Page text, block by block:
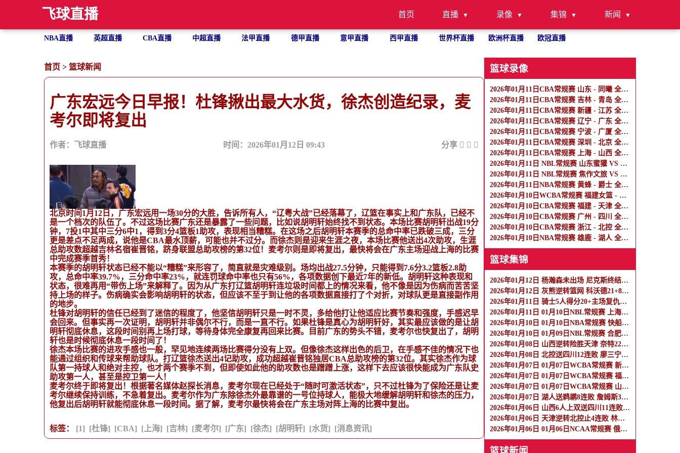
飞球直播 首页 直播 录像 集锦 新闻
NBA直播 英超直播 CBA直播 中超直播 法甲直播 德甲直播 意甲直播 西甲直播 世界杯直播 欧洲杯直播 欧冠直播
首页 > 篮球新闻
广东宏远今日早报！杜锋揪出最大水货，徐杰创造纪录，麦
考尔即将复出
作者：飞球直播 时间：2026年01月12日 09:43 分享
北京时间1月12日，广东宏远用一场30分的大胜，告诉所有人，“辽粤大战”已经落幕了，辽篮在事实上和广东队，已经不
是一个档次的队伍了。不过这场比赛广东还是暴露了一些问题，比如说胡明轩始终找不到状态。本场比赛胡明轩出战19分
钟，7投1中其中三分6中1，得到3分4篮板1助攻，表现相当糟糕。在这场之后胡明轩本赛季的总命中率已跌破三成，三分
更是差点不足两成，说他是CBA最水顶薪，可能也并不过分。而徐杰则是迎来生涯之夜，本场比赛他送出4次助攻，生涯
总助攻数超越吉林名宿崔晋铭，跻身联盟总助攻榜的第32位！麦考尔则是即将复出，最快将会在广东主场迎战上海的比赛
中完成赛季首秀！
本赛季的胡明轩状态已经不能以“糟糕”来形容了，简直就是灾难级别。场均出战27.5分钟，只能得到7.6分3.2篮板2.8助
攻，总命中率39.7%，三分命中率23%，就连罚球命中率也只有56%，各项数据创下最近7年的新低。胡明轩这种表现和
状态，很难再用“带伤上场”来解释了。因为从广东打辽篮胡明轩连垃圾时间都上的情况来看，他不像是因为伤病而苦苦坚
持上场的样子。伤病确实会影响胡明轩的状态，但应该不至于到让他的各项数据直接打了个对折，对球队更是直接副作用
的地步。
杜锋对胡明轩的信任已经到了迷信的程度了，他坚信胡明轩只是一时不灵，多给他打让他适应比赛节奏和强度，手感迟早
会回来。但事实再一次证明，胡明轩并非偶尔不行，而是一直不行。如果杜锋是真心为胡明轩好，其实最应该做的是让胡
明轩彻底休息，这段时间别再上场打球，等待身体完全康复再回来比赛。目前广东的势头不错，麦考尔也快复出了，胡明
轩也是时候彻底休息一段时间了！
徐杰本场比赛的进攻手感也一般，罕见地连续两场比赛得分没有上双。但像徐杰这样出色的后卫，在手感不佳的情况下也
能通过组织和传球来帮助球队。打辽篮徐杰送出4记助攻，成功超越崔晋铭独居CBA总助攻榜的第32位。其实徐杰作为球
队第一持球人和绝对主控，也才两个赛季不到，但即使如此他的助攻数也是蹭蹭上涨，这样下去应该很快能成为广东队史
助攻第一人，甚至是控卫第一人！
麦考尔终于即将复出！根据著名媒体赵探长消息，麦考尔现在已经处于“随时可激活状态”，只不过杜锋为了保险还是让麦
考尔继续保持训练，不急着复出。麦考尔作为广东除徐杰外最靠谱的一号位持球人，能极大地缓解胡明轩和徐杰的压力，
他复出后胡明轩就能彻底休息一段时间。据了解，麦考尔最快将会在广东主场对阵上海的比赛中复出。
标签： [1] [杜锋] [CBA] [上海] [吉林] [麦考尔] [广东] [徐杰] [胡明轩] [水货] [消息资讯]
篮球录像
2026年01月11日CBA常规赛 山东 - 同曦 全场录像
2026年01月11日CBA常规赛 吉林 - 青岛 全场录像
2026年01月11日CBA常规赛 新疆 - 江苏 全场录像
2026年01月11日CBA常规赛 辽宁 - 广东 全场录像
2026年01月11日CBA常规赛 宁波 - 广厦 全场录像
2026年01月11日CBA常规赛 深圳 - 北京 全场录像
2026年01月11日CBA常规赛 上海 - 山西 全场录像
2026年01月11日 NBL常规赛 山东蜜獾 VS 香港金牛 全场录像
2026年01月11日 NBL常规赛 焦作文旅 VS 杭州经纬 全场录像
2026年01月11日NBA常规赛 黄蜂 - 爵士 全场录像
2026年01月10日WCBA常规赛 福建女篮 - 厦门女篮 全场录像
2026年01月10日CBA常规赛 福建 - 天津 全场录像
2026年01月10日CBA常规赛 广州 - 四川 全场录像
2026年01月10日CBA常规赛 浙江 - 北控 全场录像
2026年01月10日NBA常规赛 雄鹿 - 湖人 全场录像
篮球集锦
2026年01月12日 杨瀚森未出场 尼克斯终结开拓者5连胜 阿夫迪亚最后时刻伤退
2026年01月12日 灰熊逆转篮网 科沃德21+8 兰代尔16+9 克洛尼17中4
2026年01月11日 骑士5人得分20+主场复仇森林狼 米切尔28+8 爱德华兹25+5
2026年01月11日 01月10日NBL常规赛 上海玄鸟 107 - 88 贵州猛龙 全场集锦
2026年01月10日 01月10日NBA常规赛 快船 - 篮网 精彩镜头
2026年01月10日 01月09日NBL常规赛 合肥狂风 72 - 82 石家庄翔蓝 全场集锦
2026年01月08日 山西逆转险胜天津 奈特22分 哈姆雷特34+8 林庭谦12分
2026年01月08日 北控送四川12连败 廖三宁18+6+5 庞兹30+6 段睿骐16分
2026年01月07日 01月07日WCBA常规赛 新疆女篮72-97 四川女篮 全场集锦
2026年01月07日 01月07日WCBA常规赛 福建女篮77-92厦门女篮 全场集锦
2026年01月07日 01月07日WCBA常规赛 山西女篮93-75山东女篮 全场集锦
2026年01月07日 湖人送鹈鹕8连败 詹姆斯30+8+8 东契奇30+10 墨菲42+5
2026年01月06日 山西6人上双送四川11连败 迪亚洛17+8+6 原帅17分 刘传兴12+7
2026年01月06日 天津逆转北控止4连败 林庭谦27+6 赖俊豪20分 里勒32分
2026年01月06日 01月06日NCAA常规赛 俄勒冈大学 - 罗格斯纽瓦克 集锦
篮球新闻